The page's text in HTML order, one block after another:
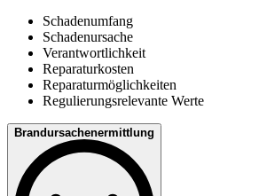
Schadenumfang
Schadenursache
Verantwortlichkeit
Reparaturkosten
Reparaturmöglichkeiten
Regulierungsrelevante Werte
Brandursachenermittlung